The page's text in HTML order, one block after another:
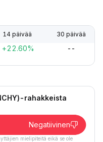
14 päivää 30 päivää
+22.60% --
rahakkeista
Negatiivinen
mielipiteitä eikä se ole